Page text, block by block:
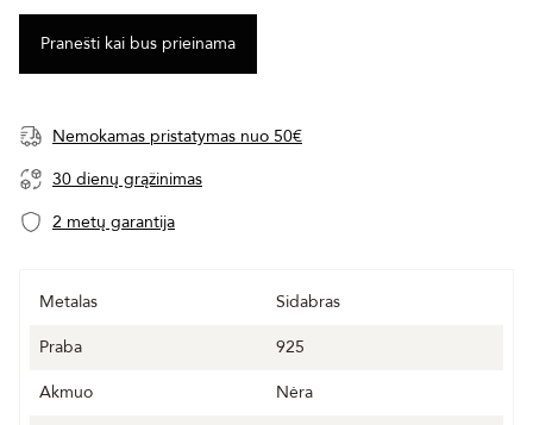
Nemokamas pristatymas nuo 50€
30 dienų grąžinimas
2 metų garantija
Metalas
Sidabras
Praba
925
Akmuo
Nėra